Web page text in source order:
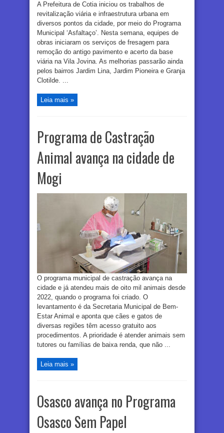
A Prefeitura de Cotia iniciou os trabalhos de
revitalização viária e infraestrutura urbana em
diversos pontos da cidade, por meio do Programa
Municipal ‘Asfaltaço’. Nesta semana, equipes de
obras iniciaram os serviços de fresagem para
remoção do antigo pavimento e acerto da base
viária na Vila Jovina. As melhorias passarão ainda
pelos bairros Jardim Lina, Jardim Pioneira e Granja
Clotilde. ...
Leia mais »
Programa de Castração
Animal avança na cidade de
Mogi
O programa municipal de castração avança na
cidade e já atendeu mais de oito mil animais desde
2022, quando o programa foi criado. O
levantamento é da Secretaria Municipal de Bem-
Estar Animal e aponta que cães e gatos de
diversas regiões têm acesso gratuito aos
procedimentos. A prioridade é atender animais sem
tutores ou famílias de baixa renda, que não ...
Leia mais »
Osasco avança no Programa
Osasco Sem Papel